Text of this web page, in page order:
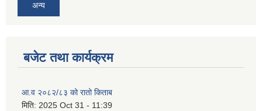
अन्य
बजेट तथा कार्यक्रम
आ.व २०८२/८३ को रातो किताब
मिति: 2025 Oct 31 - 11:39